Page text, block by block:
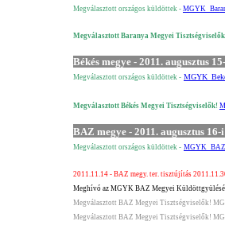
Megválasztott országos küldöttek -
Megválasztott Baranya Megyei
Békés megye - 2011. augusztus
Megválasztott országos küldöttek -
Megválasztott Békés Megyei Tisztségviselők!
BAZ megye - 2011. augusztus
Megválasztott országos küldöttek -
2011.11.14 - BAZ megy. ter. tisztújítás
Meghívó az MGYK BAZ Megyei
Megválasztott BAZ Megyei Tisztségviselők!
Megválasztott BAZ Megyei Tisztségviselők!